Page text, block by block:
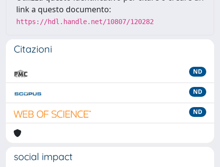
link a questo documento:
https://hdl.handle.net/10807/120282
Citazioni
ND
ND
ND
social impact